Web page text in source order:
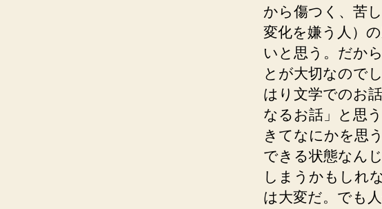
から傷つく、苦
変化を嫌う人）
いと思う。だか
とが大切なので
はり文学でのお
なるお話」と思
きてなにかを思
できる状態なん
しまうかもしれ
は大変だ。でも